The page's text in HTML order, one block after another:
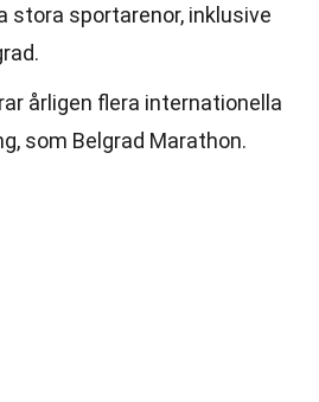
stora sportarenor, inklusive
årligen flera internationella
som Belgrad Marathon.